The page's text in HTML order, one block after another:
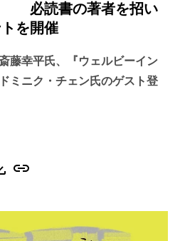
読書の著者を招い
を開催
藤幸平氏、『ウェルビーイン
ミニク・チェン氏のゲスト登